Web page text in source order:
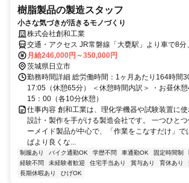
樹脂製品の製造スタッフ
小さな気づきが活きるモノづくり
株式会社創和工業
交通・アクセス JR常磐線「大甕駅」より車で8分
から車で7分
月給246,000円～350,000円
茨城県日立市
勤務時間詳細 総労働時間：1ヶ月あたり164時間
17:05（休憩65分） ＜休憩時間内訳＞ ・お昼休
15：00（各10分休憩）
仕事内容 創和工業は、理化学機器や試験装置に
設計・製作を手がける製造会社です。 一つひと
ーメイド製品が中心で、「作業をこなすだけ」で
ばより良くな...
制服あり バイク通勤OK 学歴不問 車通勤OK 固定時間制
経験不問
未経験者歓迎 住宅手当あり 賞与あり 育休あり
長期休暇あり
ひげOK